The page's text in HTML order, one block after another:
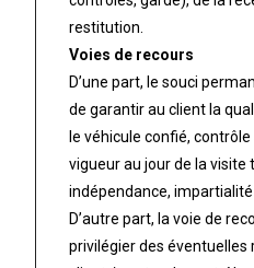
restitution.
Voies de recours
D’une part, le souci
de garantir au client la
le véhicule confié,
vigueur au jour de la
indépendance, impartialité
D’autre part, la voie de
privilégier des éventuelles